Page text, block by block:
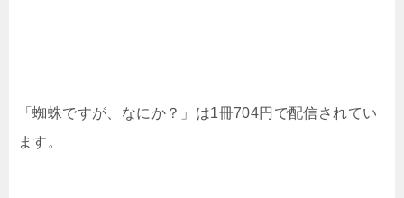
「蜘蛛ですが、なにか？」は1冊704円で配信されてい
ます。